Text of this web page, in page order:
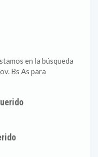
en la búsqueda
Bs As para